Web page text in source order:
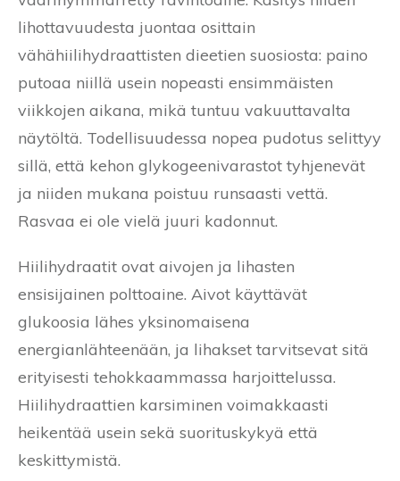
lihottavuudesta juontaa osittain
vähähiilihydraattisten dieetien suosiosta: paino
putoaa niillä usein nopeasti ensimmäisten
viikkojen aikana, mikä tuntuu vakuuttavalta
näytöltä. Todellisuudessa nopea pudotus selittyy
sillä, että kehon glykogeenivarastot tyhjenevät
ja niiden mukana poistuu runsaasti vettä.
Rasvaa ei ole vielä juuri kadonnut.
Hiilihydraatit ovat aivojen ja lihasten
ensisijainen polttoaine. Aivot käyttävät
glukoosia lähes yksinomaisena
energianlähteenään, ja lihakset tarvitsevat sitä
erityisesti tehokkaammassa harjoittelussa.
Hiilihydraattien karsiminen voimakkaasti
heikentää usein sekä suorituskykyä että
keskittymistä.